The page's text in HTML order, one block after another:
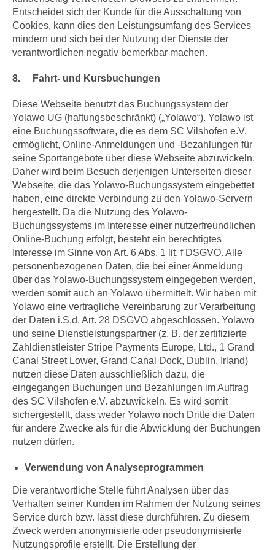
Entscheidet sich der Kunde für die Ausschaltung von
Cookies, kann dies den Leistungsumfang des Services
mindern und sich bei der Nutzung der Dienste der
verantwortlichen negativ bemerkbar machen.
8. Fahrt- und Kursbuchungen
Diese Webseite benutzt das Buchungssystem der
Yolawo UG (haftungsbeschränkt) („Yolawo“). Yolawo ist
eine Buchungssoftware, die es dem SC Vilshofen e.V.
ermöglicht, Online-Anmeldungen und -Bezahlungen für
seine Sportangebote über diese Webseite abzuwickeln.
Daher wird beim Besuch derjenigen Unterseiten dieser
Webseite, die das Yolawo-Buchungssystem eingebettet
haben, eine direkte Verbindung zu den Yolawo-Servern
hergestellt. Da die Nutzung des Yolawo-
Buchungssystems im Interesse einer nutzerfreundlichen
Online-Buchung erfolgt, besteht ein berechtigtes
Interesse im Sinne von Art. 6 Abs. 1 lit. f DSGVO. Alle
personenbezogenen Daten, die bei einer Anmeldung
über das Yolawo-Buchungssystem eingegeben werden,
werden somit auch an Yolawo übermittelt. Wir haben mit
Yolawo eine vertragliche Vereinbarung zur Verarbeitung
der Daten i.S.d. Art. 28 DSGVO abgeschlossen. Yolawo
und seine Dienstleistungspartner (z. B. der zertifizierte
Zahldienstleister Stripe Payments Europe, Ltd., 1 Grand
Canal Street Lower, Grand Canal Dock, Dublin, Irland)
nutzen diese Daten ausschließlich dazu, die
eingegangen Buchungen und Bezahlungen im Auftrag
des SC Vilshofen e.V. abzuwickeln. Es wird somit
sichergestellt, dass weder Yolawo noch Dritte die Daten
für andere Zwecke als für die Abwicklung der Buchungen
nutzen dürfen.
Verwendung von Analyseprogrammen
Die verantwortliche Stelle führt Analysen über das
Verhalten seiner Kunden im Rahmen der Nutzung seines
Service durch bzw. lässt diese durchführen. Zu diesem
Zweck werden anonymisierte oder pseudonymisierte
Nutzungsprofile erstellt. Die Erstellung der